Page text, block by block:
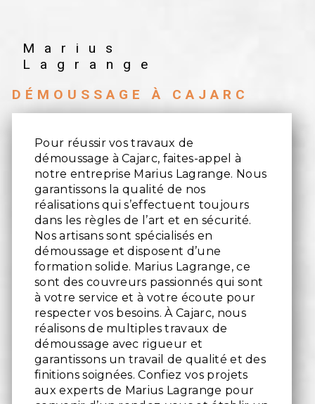
Marius
Lagrange
DÉMOUSSAGE À CAJARC
Pour réussir vos travaux de
démoussage à Cajarc, faites-appel à
notre entreprise Marius Lagrange. Nous
garantissons la qualité de nos
réalisations qui s’effectuent toujours
dans les règles de l’art et en sécurité.
Nos artisans sont spécialisés en
démoussage et disposent d’une
formation solide. Marius Lagrange, ce
sont des couvreurs passionnés qui sont
à votre service et à votre écoute pour
respecter vos besoins. À Cajarc, nous
réalisons de multiples travaux de
démoussage avec rigueur et
garantissons un travail de qualité et des
finitions soignées. Confiez vos projets
aux experts de Marius Lagrange pour